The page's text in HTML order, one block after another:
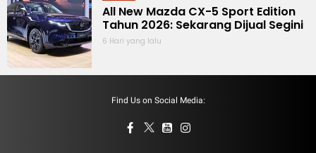
All New Mazda CX-5 Sport Edition
Tahun 2026: Sekarang Dijual Segini
6 Hari yang lalu
Find Us on Social Media: